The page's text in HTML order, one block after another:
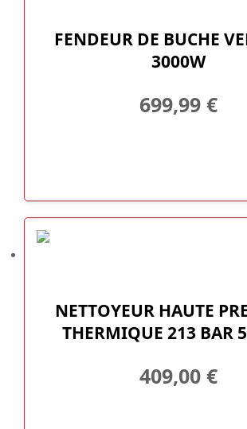
FENDEUR DE BUCHE
3000W
699,99 €
NETTOYEUR HAUTE
THERMIQUE 213 BAR
409,00 €